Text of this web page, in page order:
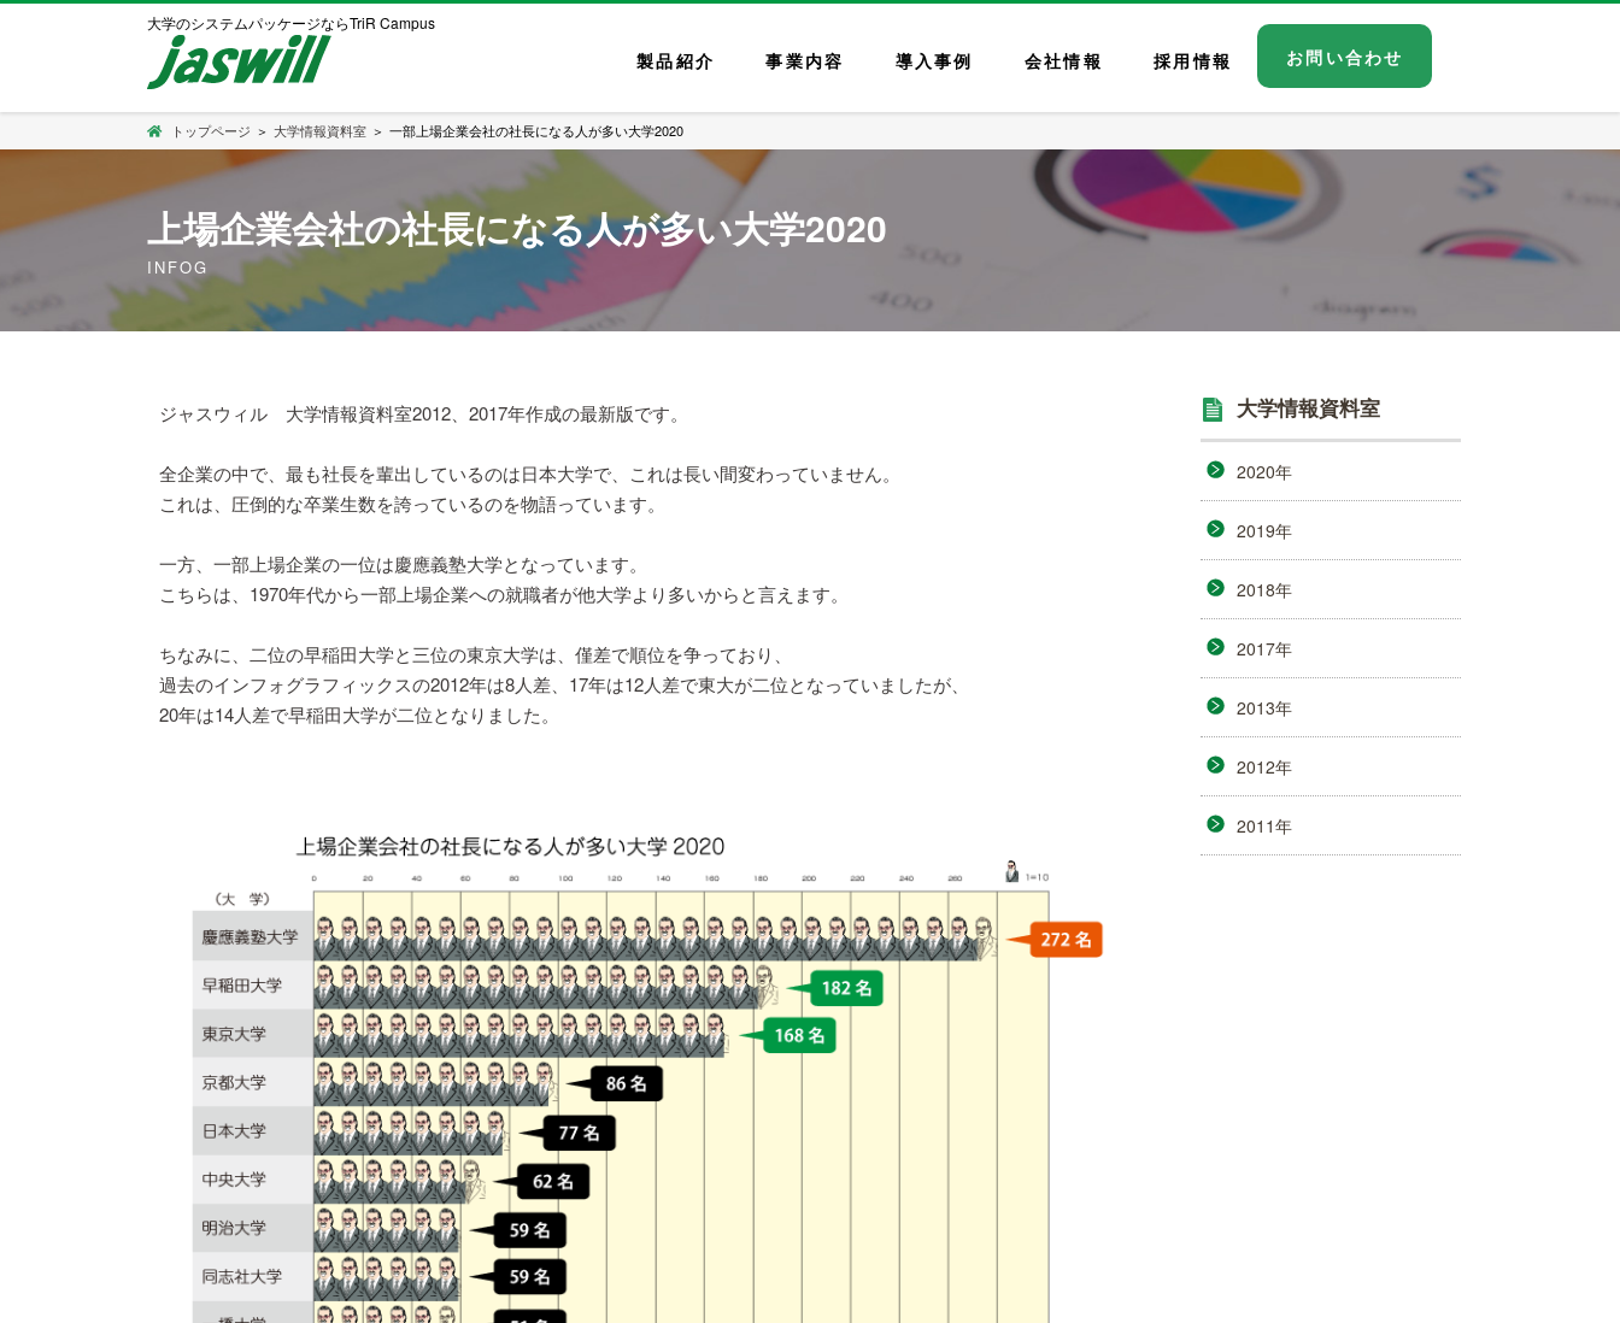
大学のシステムパッケージならTriR Campus
製品紹介 事業内容 導入事例 会社情報 採用情報 お問い合わせ
トップページ ＞ 大学情報資料室 ＞ 一部上場企業会社の社長になる人が多い大学2020
上場企業会社の社長になる人が多い大学2020
INFOG
ジャスウィル 大学情報資料室2012、2017年作成の最新版です。
全企業の中で、最も社長を輩出しているのは日本大学で、これは長い間変わっていません。
これは、圧倒的な卒業生数を誇っているのを物語っています。
一方、一部上場企業の一位は慶應義塾大学となっています。
こちらは、1970年代から一部上場企業への就職者が他大学より多いからと言えます。
ちなみに、二位の早稲田大学と三位の東京大学は、僅差で順位を争っており、
過去のインフォグラフィックスの2012年は8人差、17年は12人差で東大が二位となっていましたが、
20年は14人差で早稲田大学が二位となりました。
大学情報資料室
2020年
2019年
2018年
2017年
2013年
2012年
2011年